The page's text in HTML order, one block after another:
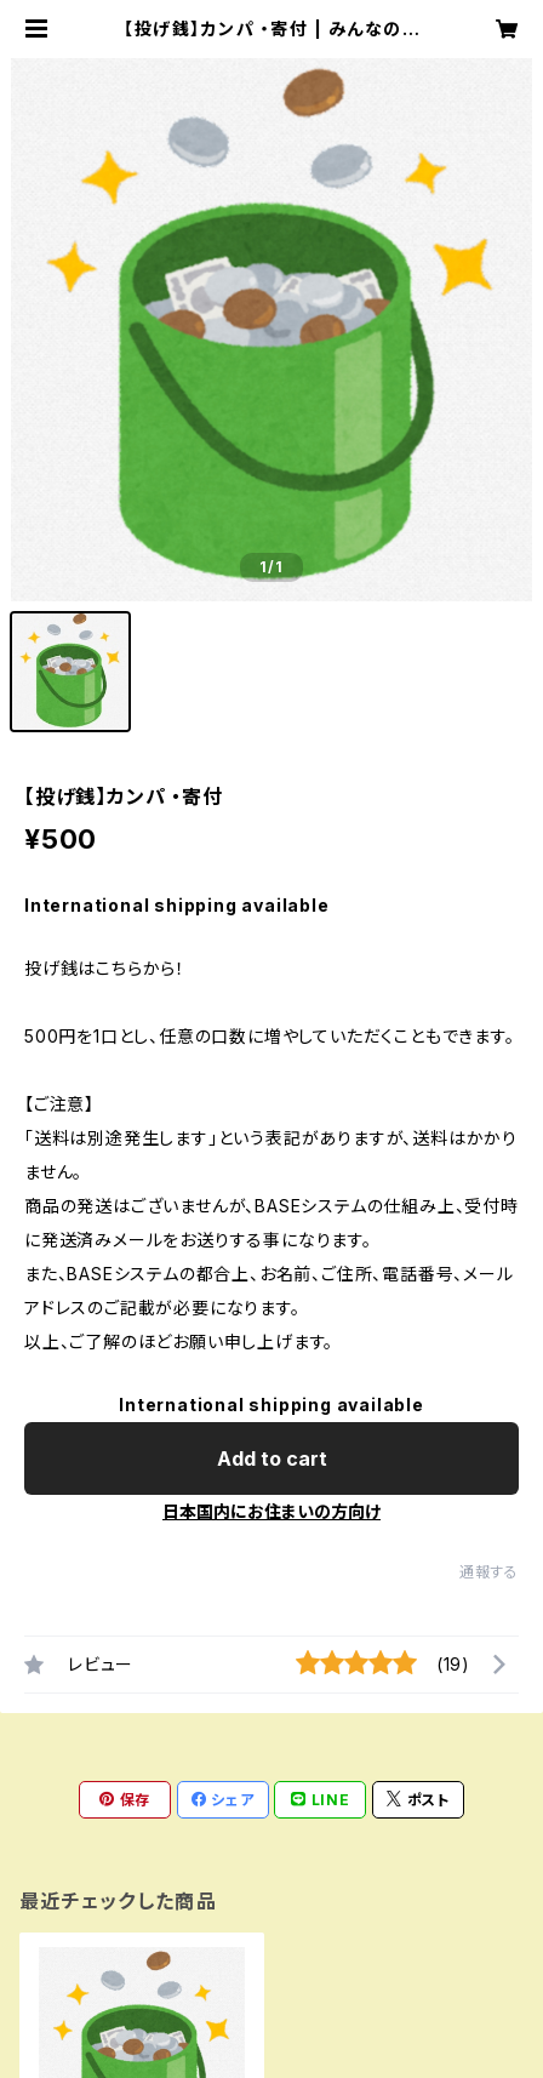
【投げ銭】カンパ ・寄付 | みんなのデ
1/1
【投げ銭】カンパ ・寄付
¥500
International shipping available
投げ銭はこちらから！
500円を1口とし、任意の口数に増やしていただくこともできます。
【ご注意】
「送料は別途発生します」という表記がありますが、送料はかかり
ません。
商品の発送はございませんが、BASEシステムの仕組み上、受付時
に発送済みメールをお送りする事になります。
また、BASEシステムの都合上、お名前、ご住所、電話番号、メール
アドレスのご記載が必要になります。
以上、ご了解のほどお願い申し上げます。
International shipping available
Add to cart
日本国内にお住まいの方向け
通報する
レビュー (19)
保存 シェア LINE ポスト
最近チェックした商品